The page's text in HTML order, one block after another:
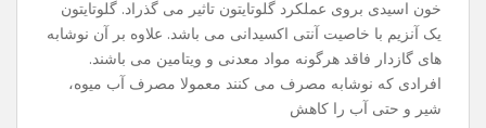
خون اسیدی بروی عملکرد گلوتایتون تاثیر می گذراد. گلوتایتون
یک آنزیم با خاصیت آنتی اکسیدانی می باشد. علاوه بر آن نوشابه
های گازدار فاقد هرگونه مواد معدنی و ویتامین می باشند.
افرادی که نوشابه مصرف می کنند معمولا مصرف آب میوه،
شیر و حتی آب را کاهش